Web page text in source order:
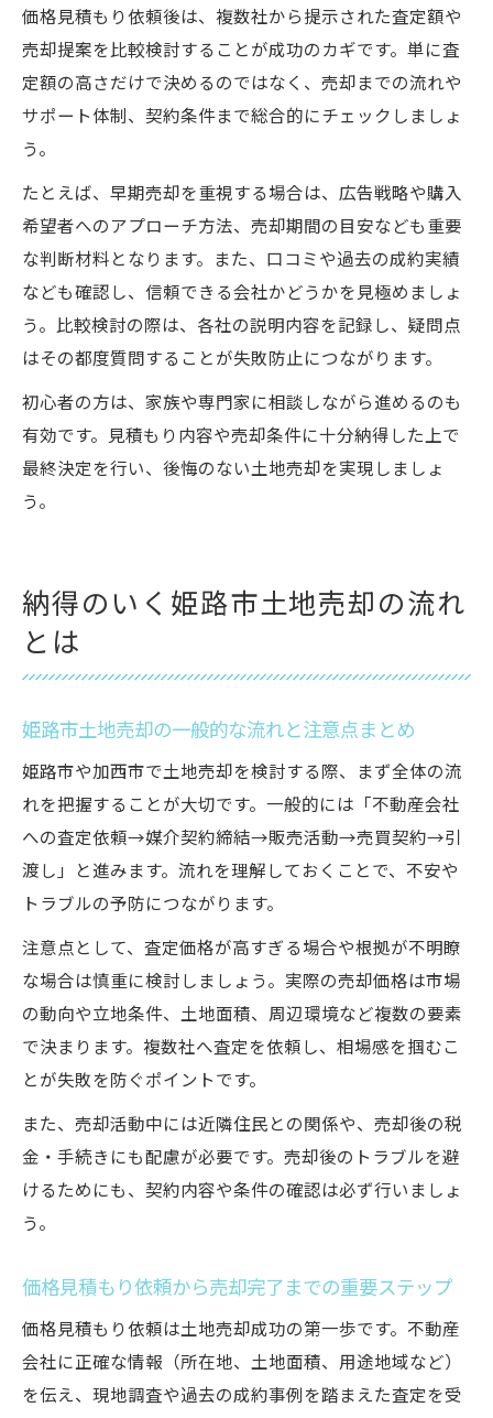
価格見積もり依頼後は、複数社から提示された査定額や
売却提案を比較検討することが成功のカギです。単に査
定額の高さだけで決めるのではなく、売却までの流れや
サポート体制、契約条件まで総合的にチェックしましょ
う。
たとえば、早期売却を重視する場合は、広告戦略や購入
希望者へのアプローチ方法、売却期間の目安なども重要
な判断材料となります。また、口コミや過去の成約実績
なども確認し、信頼できる会社かどうかを見極めましょ
う。比較検討の際は、各社の説明内容を記録し、疑問点
はその都度質問することが失敗防止につながります。
初心者の方は、家族や専門家に相談しながら進めるのも
有効です。見積もり内容や売却条件に十分納得した上で
最終決定を行い、後悔のない土地売却を実現しましょ
う。
納得のいく姫路市土地売却の流れ
とは
姫路市土地売却の一般的な流れと注意点まとめ
姫路市や加西市で土地売却を検討する際、まず全体の流
れを把握することが大切です。一般的には「不動産会社
への査定依頼→媒介契約締結→販売活動→売買契約→引
渡し」と進みます。流れを理解しておくことで、不安や
トラブルの予防につながります。
注意点として、査定価格が高すぎる場合や根拠が不明瞭
な場合は慎重に検討しましょう。実際の売却価格は市場
の動向や立地条件、土地面積、周辺環境など複数の要素
で決まります。複数社へ査定を依頼し、相場感を掴むこ
とが失敗を防ぐポイントです。
また、売却活動中には近隣住民との関係や、売却後の税
金・手続きにも配慮が必要です。売却後のトラブルを避
けるためにも、契約内容や条件の確認は必ず行いましょ
う。
価格見積もり依頼から売却完了までの重要ステップ
価格見積もり依頼は土地売却成功の第一歩です。不動産
会社に正確な情報（所在地、土地面積、用途地域など）
を伝え、現地調査や過去の成約事例を踏まえた査定を受